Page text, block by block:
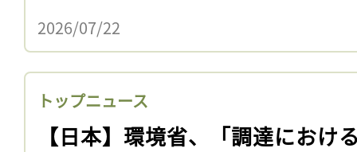
2026/07/22
トップニュース
【日本】環境省、「調達におけ